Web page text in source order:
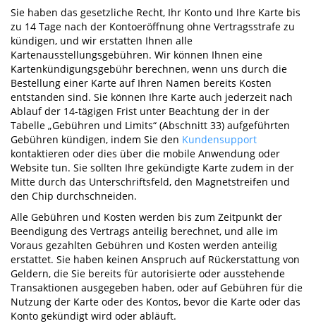
Sie haben das gesetzliche Recht, Ihr Konto und Ihre Karte bis
zu 14 Tage nach der Kontoeröffnung ohne Vertragsstrafe zu
kündigen, und wir erstatten Ihnen alle
Kartenausstellungsgebühren. Wir können Ihnen eine
Kartenkündigungsgebühr berechnen, wenn uns durch die
Bestellung einer Karte auf Ihren Namen bereits Kosten
entstanden sind. Sie können Ihre Karte auch jederzeit nach
Ablauf der 14-tägigen Frist unter Beachtung der in der
Tabelle „Gebühren und Limits“ (Abschnitt 33) aufgeführten
Gebühren kündigen, indem Sie den Kundensupport
kontaktieren oder dies über die mobile Anwendung oder
Website tun. Sie sollten Ihre gekündigte Karte zudem in der
Mitte durch das Unterschriftsfeld, den Magnetstreifen und
den Chip durchschneiden.
Alle Gebühren und Kosten werden bis zum Zeitpunkt der
Beendigung des Vertrags anteilig berechnet, und alle im
Voraus gezahlten Gebühren und Kosten werden anteilig
erstattet. Sie haben keinen Anspruch auf Rückerstattung von
Geldern, die Sie bereits für autorisierte oder ausstehende
Transaktionen ausgegeben haben, oder auf Gebühren für die
Nutzung der Karte oder des Kontos, bevor die Karte oder das
Konto gekündigt wird oder abläuft.